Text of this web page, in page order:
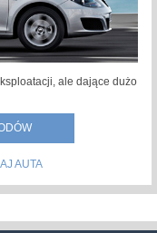
ale dające dużo
AUTA